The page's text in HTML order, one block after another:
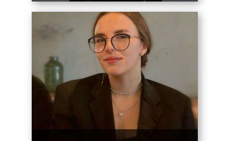
SEO-спеціаліст
SEO-спеціаліст із 5-річним
досвідом. Спеціалізується на
просуванні IT, e-commerce,
сервісних, медичних та beauty-
проєктів.